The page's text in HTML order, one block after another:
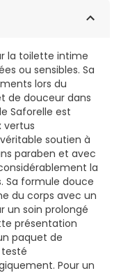
la toilette intime
ou sensibles. Sa
lors du
de douceur dans
Saforelle est
vertus
soutien à
paraben et avec
la
Sa formule douce
du corps avec un
un soin prolongé
présentation
paquet de
Pour un